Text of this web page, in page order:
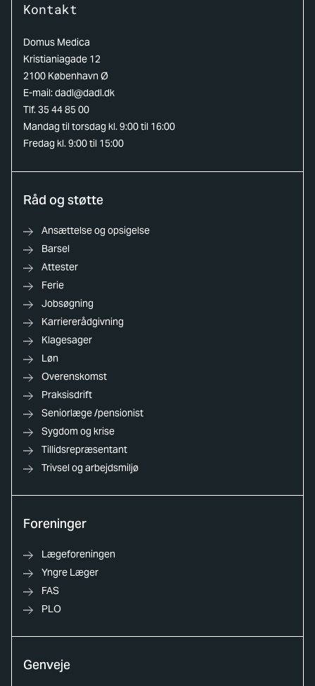
Kontakt
Domus Medica
Kristianiagade 12
2100 København Ø
E-mail:dadl@dadl.dk
Tlf. 35 44 85 00
Mandag til torsdag kl. 9:00 til 16:00
Fredag kl. 9:00 til 15:00
Råd og støtte
Ansættelse og opsigelse
Barsel
Attester
Ferie
Jobsøgning
Karriererådgivning
Klagesager
Løn
Overenskomst
Praksisdrift
Seniorlæge /pensionist
Sygdom og krise
Tillidsrepræsentant
Trivsel og arbejdsmiljø
Foreninger
Lægeforeningen
Yngre Læger
FAS
PLO
Genveje